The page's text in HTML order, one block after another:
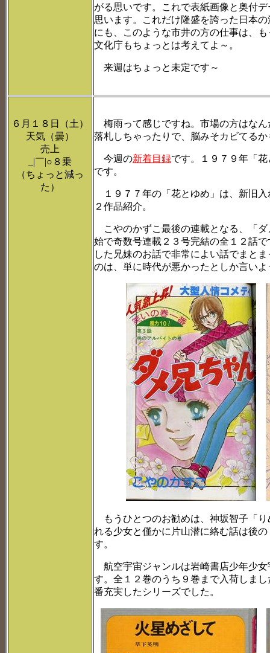
がる思いです。これで表紙画像と奥付
思います。これだけ隆盛を誇った日本
にも、このような市井の方の仕事は、
文化庁もちょっとは考えてよ～。
来週はちょっと未定です～
６月１８日（土）
天気（曇）
売上
_|￣|○８乗
（ちょっと減っ
た）
梅雨って感じですね。市場の方はな
落札しちゃったりで、脳みそカビてる
今週の新着目録です。１９７９年「
です。
１９７７年の「花とゆめ」は、新旧
２作品紹介。
こやのかずこ最後の連載となる、「
始で奇数号連載２３号完結の全１２話
した兄妹のお話で非常によい話でまと
のは、単に時代が悪かったとしか言い
もうひとつのお勧めは、神坂智子「
れる少女と僅かに片山潜に絡む話は後
す。
航空宇宙ジャンルは岩崎書店少年少
す。全１２巻のうち９巻まで入荷しま
番充実したシリーズでした。